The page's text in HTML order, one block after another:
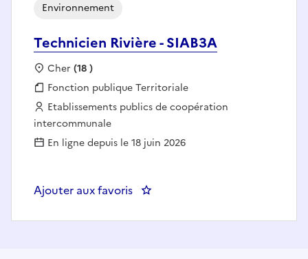
Technicien Rivière - SIAB3A
Environnement
Localisation :
Cher (18 )
Fonction publique :
Fonction publique Territoriale
Employeur :
Etablissements publics de coopération
intercommunale
En ligne depuis le 18 juin 2026
Ajouter aux favoris : Technicien Rivière - SIAB3A